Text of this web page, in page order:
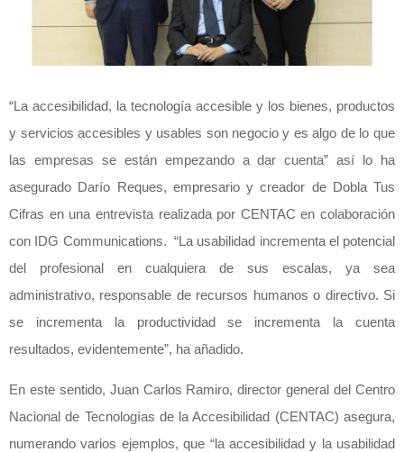
“La accesibilidad, la tecnología accesible y los bienes, productos
y servicios accesibles y usables son negocio y es algo de lo que
las empresas se están empezando a dar cuenta” así lo ha
asegurado Darío Reques, empresario y creador de Dobla Tus
Cifras en una entrevista realizada por CENTAC en colaboración
con IDG Communications. “La usabilidad incrementa el potencial
del profesional en cualquiera de sus escalas, ya sea
administrativo, responsable de recursos humanos o directivo. Si
se incrementa la productividad se incrementa la cuenta
resultados, evidentemente”, ha añadido.
En este sentido, Juan Carlos Ramiro, director general del Centro
Nacional de Tecnologías de la Accesibilidad (CENTAC) asegura,
numerando varios ejemplos, que “la accesibilidad y la usabilidad